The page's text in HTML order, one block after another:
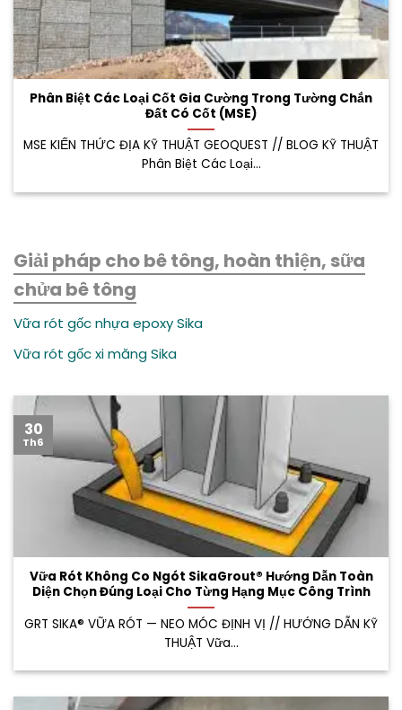
Phân Biệt Các Loại Cốt Gia Cường Trong Tường Chắn
Đất Có Cốt (MSE)
MSE KIẾN THỨC ĐỊA KỸ THUẬT GEOQUEST // BLOG KỸ THUẬT
Phân Biệt Các Loại...
Giải pháp cho bê tông, hoàn thiện, sữa
chửa bê tông
Vữa rót gốc nhựa epoxy Sika
Vữa rót gốc xi măng Sika
Vữa Rót Không Co Ngót SikaGrout® Hướng Dẫn Toàn
Diện Chọn Đúng Loại Cho Từng Hạng Mục Công Trình
GRT SIKA® VỮA RÓT — NEO MÓC ĐỊNH VỊ // HƯỚNG DẪN KỸ
THUẬT Vữa...
30
Th6